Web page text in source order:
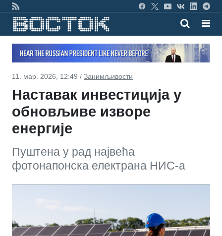
11. мар. 2026, 12:49 / Занимљивости
Наставак инвестиција у
обновљиве изворе
енергије
Пуштена у рад највећа
фотонапонска електрана НИС-а